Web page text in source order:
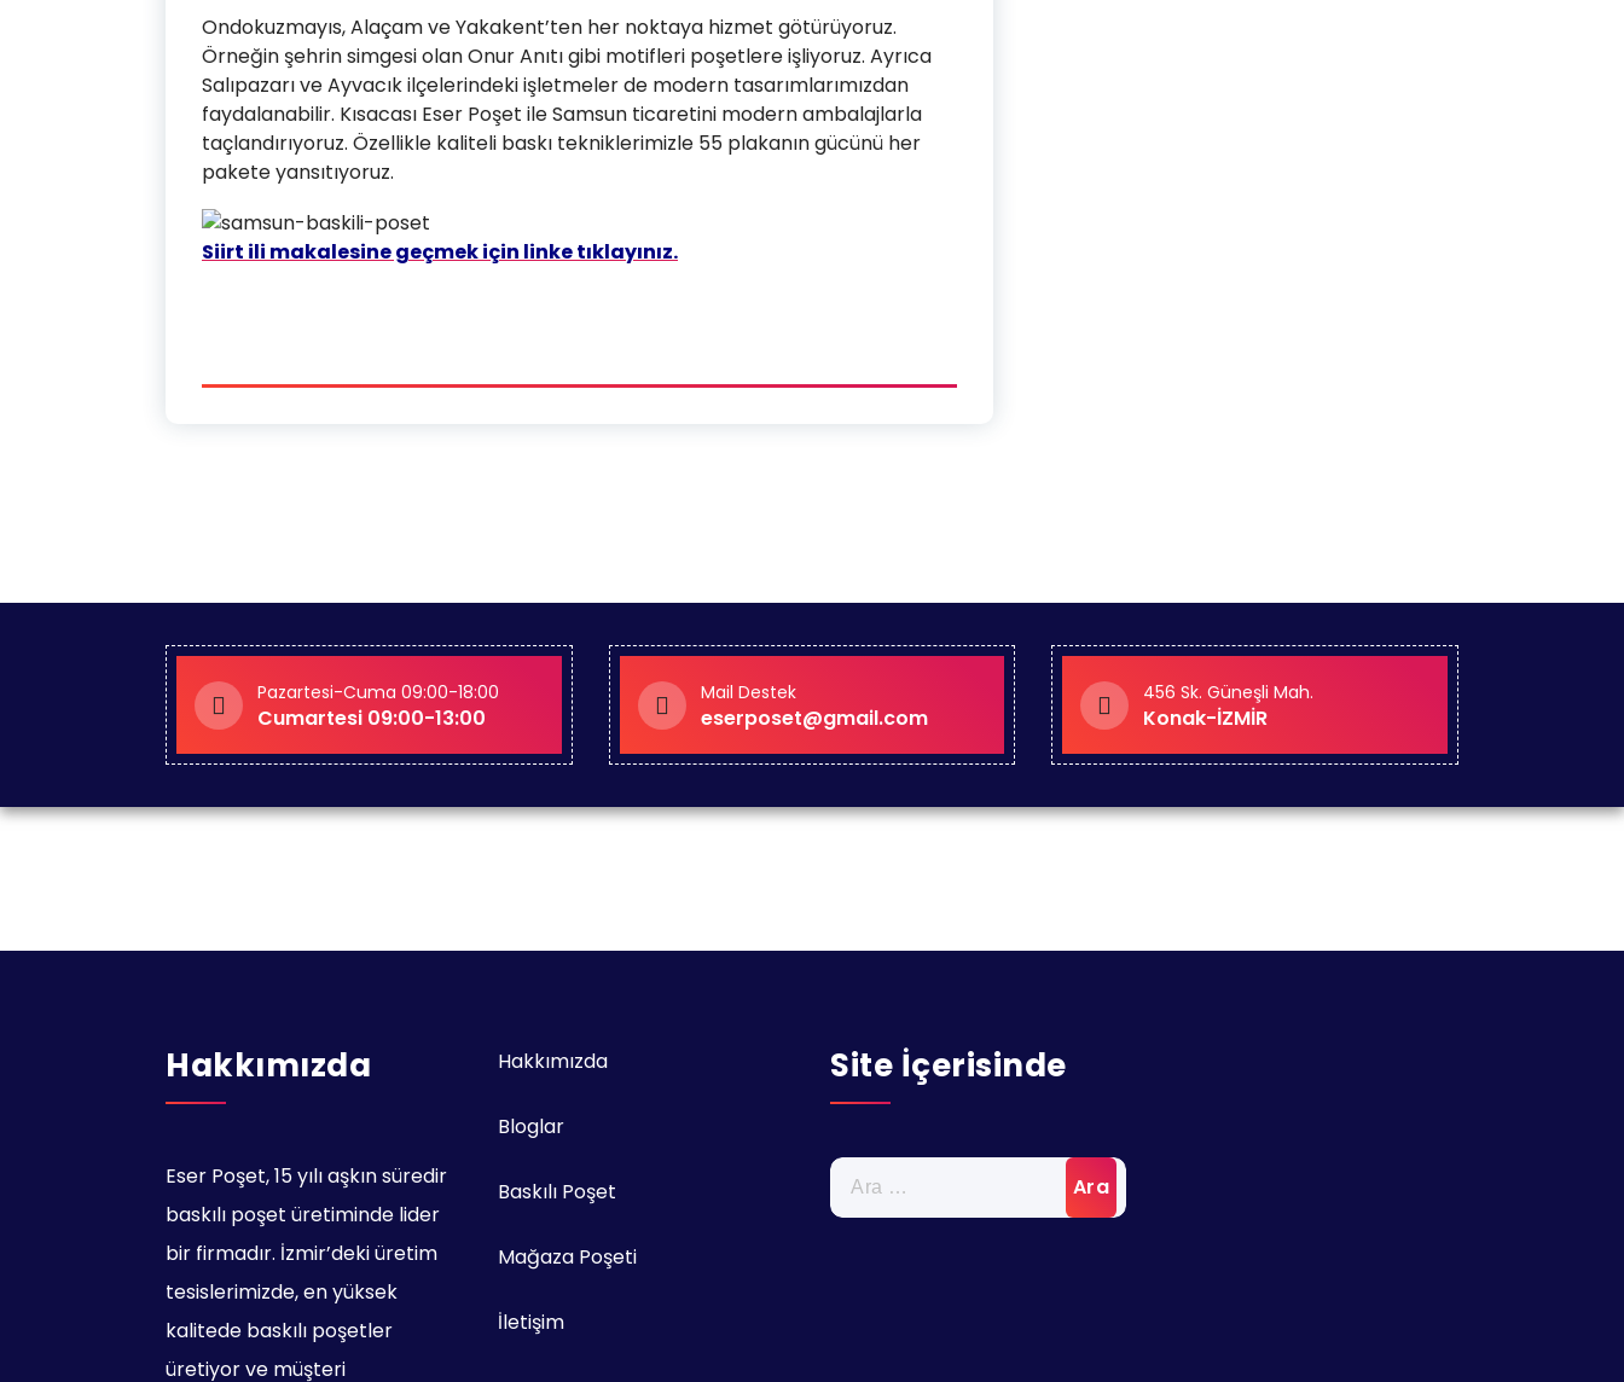
Ondokuzmayıs, Alaçam ve Yakakent’ten her noktaya hizmet götürüyoruz.
Örneğin şehrin simgesi olan Onur Anıtı gibi motifleri poşetlere işliyoruz. Ayrıca
Salıpazarı ve Ayvacık ilçelerindeki işletmeler de modern tasarımlarımızdan
faydalanabilir. Kısacası Eser Poşet ile Samsun ticaretini modern ambalajlarla
taçlandırıyoruz. Özellikle kaliteli baskı tekniklerimizle 55 plakanın gücünü her
pakete yansıtıyoruz.
Siirt ili makalesine geçmek için linke tıklayınız.
Pazartesi-Cuma 09:00-18:00
Cumartesi 09:00-13:00
Mail Destek
eserposet@gmail.com
456 Sk. Güneşli Mah.
Konak-İZMİR
Hakkımızda
Eser Poşet, 15 yılı aşkın süredir
baskılı poşet üretiminde lider
bir firmadır. İzmir’deki üretim
tesislerimizde, en yüksek
kalitede baskılı poşetler
üretiyor ve müşteri
Hakkımızda
Bloglar
Baskılı Poşet
Mağaza Poşeti
İletişim
Site İçerisinde
Arama: